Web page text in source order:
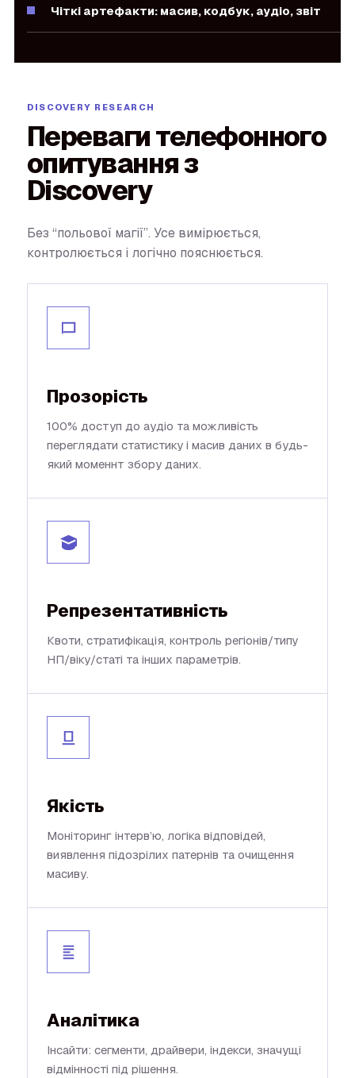
Чіткі артефакти: масив, кодбук, аудіо, звіт
Переваги телефонного
опитування з
Discovery
Без “польової магії”. Усе вимірюється,
контролюється і логічно пояснюється.
Прозорість
100% доступ до аудіо та можливість
переглядати статистику і масив даних в будь-
який моменнт збору даних.
Репрезентативність
Квоти, стратифікація, контроль регіонів/типу
НП/віку/статі та інших параметрів.
Якість
Моніторинг інтерв’ю, логіка відповідей,
виявлення підозрілих патернів та очищення
масиву.
Аналітика
Інсайти: сегменти, драйвери, індекси, значущі
відмінності під рішення.